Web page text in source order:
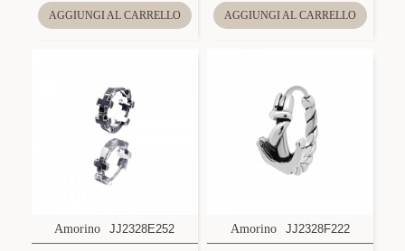
AGGIUNGI AL CARRELLO AGGIUNGI AL CARRELLO
Amorino JJ2328E252 Amorino JJ2328F222